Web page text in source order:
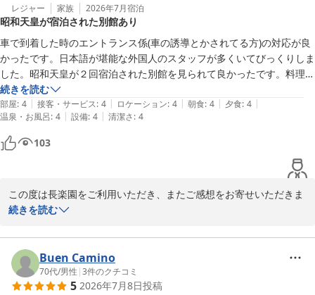
用いただく湯あみ着（紙水着）のサイズにつきましても、貴重なご
意見をありがとうございます。より多くのお客様に安心して快適に
ご利用いただけるよう、今後の備品見直しの参考とさせていただき
ます。
これからも皆様にご満足いただける宿を目指してまいりますので、
ぜひまたお越しくださいませ。スタッフ一同、心よりお待ちしてお
ります。
玉造温泉 湯之助の宿 長楽園
2026-07-24
レジャー 家族 2026年7月宿泊
昭和天皇が宿泊された別館あり
車で到着した時のエントランス係(車の誘導とかされてる方)の対応が良
かったです。日本語が堪能な外国人のスタッフが多くいてびっくりしま
した。昭和天皇が２回宿泊された別館を見られて良かったです。料理は
最初から大広間のテーブルにほとんどが用意してあり、普通でした。庭
園などは美しかったです。
続きを読む
部屋: 4 | 接客・サービス: 4 | ロケーション: 4 | 朝食: 4 | 夕食: 4 |
温泉・お風呂: 4 | 設備: 4 | 清潔さ: 4
103
この度は長楽園をご利用いただき、またご感想をお寄せいただきま
して誠にありがとうございます。
き、大変嬉しく思います。また、日本語が堪能な外国人スタッフ
や、昭和天皇にご宿泊いただいた別館（御座所）の見学もお楽しみ
いただけたようで何よりでございます。
お料理につきましては、ご期待に添えなかった点もあったようで残
続きを読む
Buen Camino
70代/男性 |3件のクチコミ
5 2026年7月8日投稿